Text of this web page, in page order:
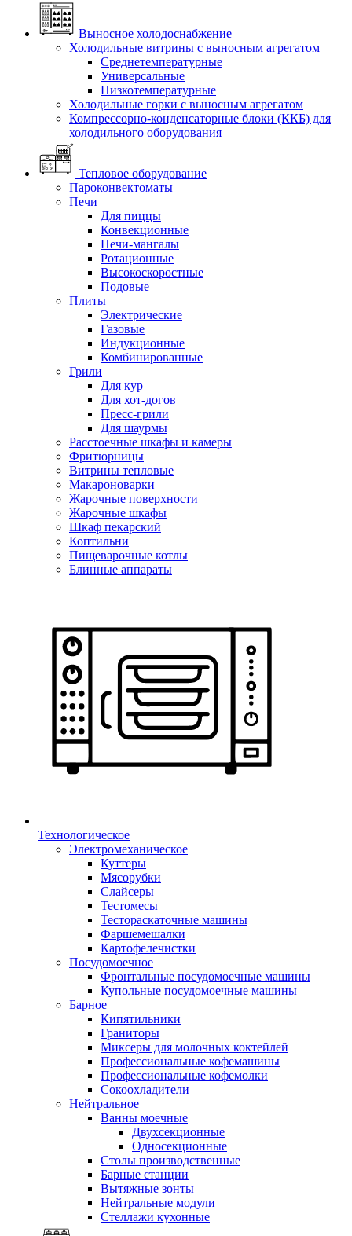
Выносное холодоснабжение
Холодильные витрины с выносным агрегатом
Среднетемпературные
Универсальные
Низкотемпературные
Холодильные горки с выносным агрегатом
Компрессорно-конденсаторные блоки (ККБ) для
холодильного оборудования
Тепловое оборудование
Пароконвектоматы
Печи
Для пиццы
Конвекционные
Печи-мангалы
Ротационные
Высокоскоростные
Подовые
Плиты
Электрические
Газовые
Индукционные
Комбинированные
Грили
Для кур
Для хот-догов
Пресс-грили
Для шаурмы
Расстоечные шкафы и камеры
Фритюрницы
Витрины тепловые
Макароноварки
Жарочные поверхности
Жарочные шкафы
Шкаф пекарский
Коптильни
Пищеварочные котлы
Блинные аппараты
Технологическое
Электромеханическое
Куттеры
Мясорубки
Слайсеры
Тестомесы
Тестораскаточные машины
Фаршемешалки
Картофелечистки
Посудомоечное
Фронтальные посудомоечные машины
Купольные посудомоечные машины
Барное
Кипятильники
Граниторы
Миксеры для молочных коктейлей
Профессиональные кофемашины
Профессиональные кофемолки
Сокоохладители
Нейтральное
Ванны моечные
Двухсекционные
Односекционные
Столы производственные
Барные станции
Вытяжные зонты
Нейтральные модули
Стеллажи кухонные